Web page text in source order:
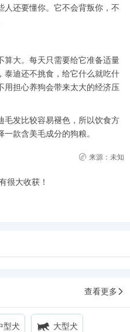
人还要懂你。它不会背叛你，不
算大。每天只需要给它准备适量
泰迪还不挑食，给它什么就吃什
用担心养狗会带来太大的经济压
毛发比较容易褪色，所以饮食方
款含美毛成分的狗粮。
来源：未知
很大收获！
查看更多
型犬 大型犬